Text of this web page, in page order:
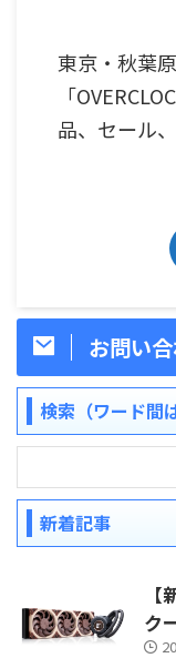
東京・秋葉
「
品、セール
お問い
検索（ワード間
新着記事
ク